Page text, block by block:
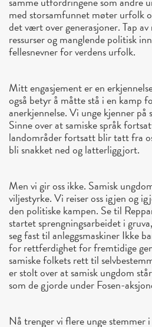
med storsamfunnet møter urfolk
det vært over generasjoner. Tap
ressurser og manglende politisk
fellesnevner for verdens urfolk.
Mitt engasjement er en
også betyr å måtte stå i en kamp
anerkjennelse. Vi unge kjenner på
Sinne over at samiske språk
landområder fortsatt blir tatt fra
bli snakket ned og latterliggjort.
Men vi gir oss ikke. Samisk
viljestyrke. Vi reiser oss igjen og
den politiske kampen. Se til
startet sprengningsarbeidet i
seg fast til anleggsmaskiner Ikke
for rettferdighet for fremtidige
samiske folkets rett til
er stolt over at samisk ungdom
som de gjorde under Fosen-
Nå trenger vi flere unge